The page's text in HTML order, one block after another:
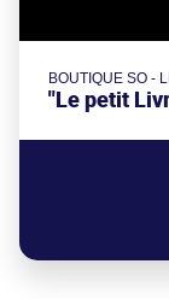
BOUTIQUE SO -
"Le petit